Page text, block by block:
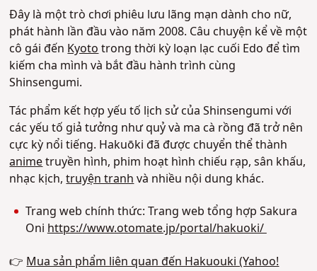
Đây là một trò chơi phiêu lưu lãng mạn dành cho nữ,
phát hành lần đầu vào năm 2008. Câu chuyện kể về một
cô gái đếnKyototrong thời kỳ loạn lạc cuối Edo để tìm
kiếm cha mình và bắt đầu hành trình cùng
Shinsengumi.
Tác phẩm kết hợp yếu tố lịch sử của Shinsengumi với
các yếu tố giả tưởng như quỷ và ma cà rồng đã trở nên
cực kỳ nổi tiếng. Hakuōki đã được chuyển thể thành
animetruyền hình, phim hoạt hình chiếu rạp, sân khấu,
nhạc kịch,truyện tranhvà nhiều nội dung khác.
Trang web chính thức: Trang web tổng hợp Sakura
Onihttps://www.otomate.jp/portal/hakuoki/
👉Mua sản phẩm liên quan đến Hakuouki (Yahoo!